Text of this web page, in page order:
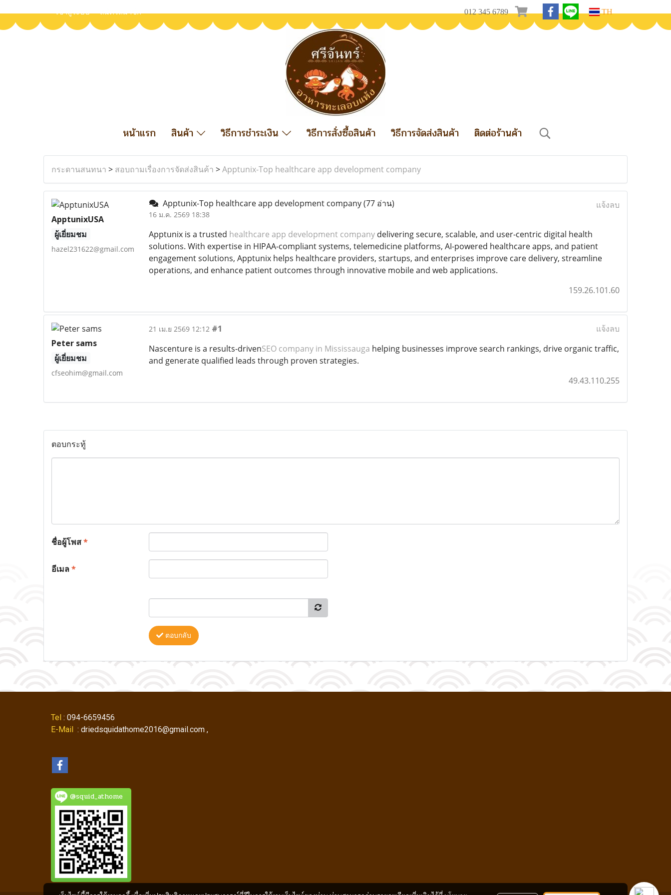
เข้าสู่ระบบ สมัครสมาชิก 012 345 6789 TH
หน้าแรก สินค้า วิธีการชำระเงิน วิธีการสั่งซื้อสินค้า วิธีการจัดส่งสินค้า ติดต่อร้านค้า
กระดานสนทนา > สอบถามเรื่องการจัดส่งสินค้า >Apptunix-Top healthcare app development company
ApptunixUSA
ผู้เยี่ยมชม
hazel231622@gmail.com
Apptunix-Top healthcare app development company(77 อ่าน)
16 ม.ค. 2569 18:38
แจ้งลบ
Apptunix is a trusted healthcare app development companydelivering secure, scalable, and user-centric digital health
solutions. With expertise in HIPAA-compliant systems, telemedicine platforms, AI-powered healthcare apps, and patient
engagement solutions, Apptunix helps healthcare providers, startups, and enterprises improve care delivery, streamline
operations, and enhance patient outcomes through innovative mobile and web applications.
159.26.101.60
Peter sams
ผู้เยี่ยมชม
cfseohim@gmail.com
21 เม.ย 2569 12:12 #1
แจ้งลบ
Nascenture is a results-drivenSEO company in Mississauga helping businesses improve search rankings, drive organic traffic,
and generate qualified leads through proven strategies.
49.43.110.255
ตอบกระทู้
ชื่อผู้โพส*
อีเมล*
ตอบกลับ
Tel : 094-6659456
E-Mail : driedsquidathome2016@gmail.com ,
@squid_athome